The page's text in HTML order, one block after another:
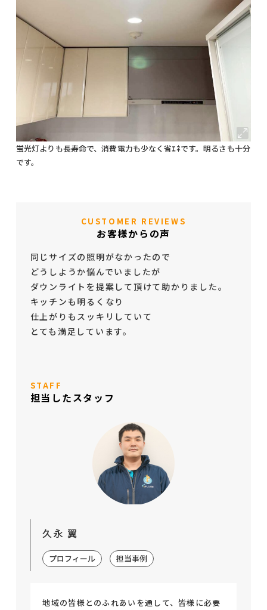
蛍光灯よりも長寿命で、消費電力も少なく省ｴﾈです。明るさも十分
です。
CUSTOMER REVIEWS
お客様からの声
同じサイズの照明がなかったので
どうしようか悩んでいましたが
ダウンライトを提案して頂けて助かりました。
キッチンも明るくなり
仕上がりもスッキリしていて
とても満足しています。
STAFF
担当したスタッフ
久永 翼
プロフィール 担当事例
地域の皆様とのふれあいを通して、皆様に必要